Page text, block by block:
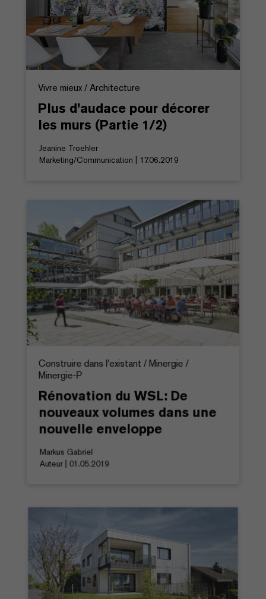
Vivre mieux / Architecture
Plus d’audace pour décorer
les murs (Partie 1/2)
Jeanine Troehler
Marketing/Communication | 17.06.2019
Construire dans l'existant / Minergie /
Minergie-P
Rénovation du WSL: De
nouveaux volumes dans une
nouvelle enveloppe
Markus Gabriel
Auteur | 01.05.2019